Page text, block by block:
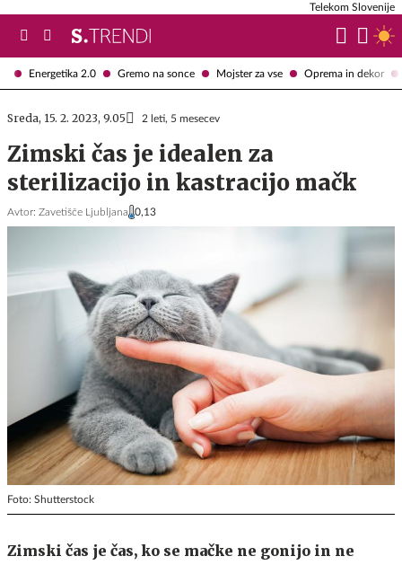
Energetika 2.0 Gremo na sonce Mojster za vse Oprema in dekor
Telekom Slovenije
Sreda, 15. 2. 2023, 9.05 2 leti, 5 mesecev
Zimski čas je idealen za
sterilizacijo in kastracijo mačk
Avtor: Zavetišče Ljubljana 0,13
Foto: Shutterstock
Zimski čas je čas, ko se mačke ne gonijo in ne